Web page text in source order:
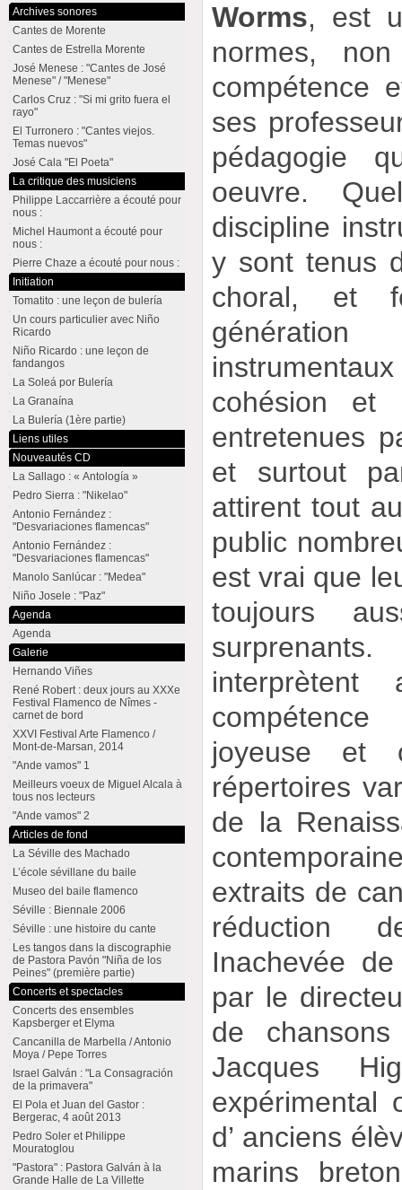
Worms, est
normes,
compétence
ses
pédagogie
oeuvre.
discipline
y sont tenus
choral, et
cohésion et
entretenues
et surtout
attirent tout
public
est vrai que
toujours
joyeuse et
répertoires
de la
extraits de
réduction
Inachevée
par le
de
Jacques
expérimental
d’ anciens
marins
Archives sonores
Cantes de Morente
Cantes de Estrella Morente
José Menese : "Cantes de José
Menese" / "Menese"
Carlos Cruz : "Si mi grito fuera el
rayo"
El Turronero : "Cantes viejos.
Temas nuevos"
José Cala "El Poeta"
La critique des musiciens
Philippe Laccarrière a écouté pour
nous :
Michel Haumont a écouté pour
nous :
Pierre Chaze a écouté pour nous :
Initiation
Tomatito : une leçon de bulería
Un cours particulier avec Niño
Ricardo
Niño Ricardo : une leçon de
fandangos
La Soleá por Bulería
La Granaína
La Bulería (1ère partie)
Liens utiles
Nouveautés CD
La Sallago : « Antología »
Pedro Sierra : "Nikelao"
Antonio Fernández :
"Desvariaciones flamencas"
Antonio Fernández :
"Desvariaciones flamencas"
Manolo Sanlúcar : "Medea"
Niño Josele : "Paz"
Agenda
Agenda
Galerie
Hernando Viñes
René Robert : deux jours au XXXe
Festival Flamenco de Nîmes -
carnet de bord
XXVI Festival Arte Flamenco /
Mont-de-Marsan, 2014
"Ande vamos" 1
Meilleurs voeux de Miguel Alcala à
tous nos lecteurs
"Ande vamos" 2
Articles de fond
La Séville des Machado
L’école sévillane du baile
Museo del baile flamenco
Séville : Biennale 2006
Séville : une histoire du cante
Les tangos dans la discographie
de Pastora Pavón "Niña de los
Peines" (première partie)
Concerts et spectacles
Concerts des ensembles
Kapsberger et Elyma
Cancanilla de Marbella / Antonio
Moya / Pepe Torres
Israel Galván : "La Consagración
de la primavera"
El Pola et Juan del Gastor :
Bergerac, 4 août 2013
Pedro Soler et Philippe
Mouratoglou
"Pastora" : Pastora Galván à la
Grande Halle de La Villette